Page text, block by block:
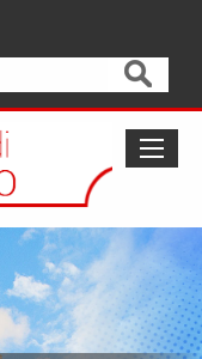
Cerca